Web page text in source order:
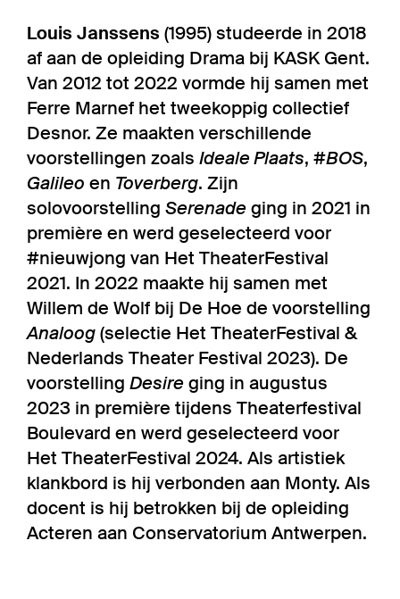
Louis Janssens (1995) studeerde in 2018
af aan de opleiding Drama bij KASK Gent.
Van 2012 tot 2022 vormde hij samen met
Ferre Marnef het tweekoppig collectief
Desnor. Ze maakten verschillende
voorstellingen zoals Ideale Plaats, #BOS,
Galileo en Toverberg. Zijn
solovoorstelling Serenadeging in 2021 in
première en werd geselecteerd voor
#nieuwjong van Het TheaterFestival
2021. In 2022 maakte hij samen met
Willem de Wolf bij De Hoe de voorstelling
Analoog(selectie Het TheaterFestival &
Nederlands Theater Festival 2023). De
voorstelling Desireging in augustus
2023 in première tijdens Theaterfestival
Boulevard en werd geselecteerd voor
Het TheaterFestival 2024. Als artistiek
klankbord is hij verbonden aan Monty. Als
docent is hij betrokken bij de opleiding
Acteren aan Conservatorium Antwerpen.